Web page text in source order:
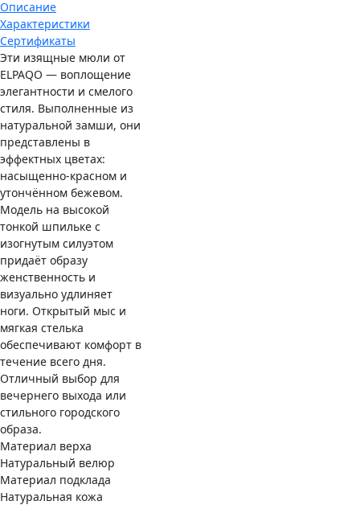
Описание
Характеристики
Сертификаты
Эти изящные мюли от
ELPAQO — воплощение
элегантности и смелого
стиля. Выполненные из
натуральной замши, они
представлены в
эффектных цветах:
насыщенно-красном и
утончённом бежевом.
Модель на высокой
тонкой шпильке с
изогнутым силуэтом
придаёт образу
женственность и
визуально удлиняет
ноги. Открытый мыс и
мягкая стелька
обеспечивают комфорт в
течение всего дня.
Отличный выбор для
вечернего выхода или
стильного городского
образа.
Материал верха
Натуральный велюр
Материал подклада
Натуральная кожа